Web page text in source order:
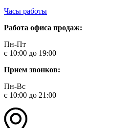
Часы работы
Работа офиса продаж:
Пн-Пт
с 10:00 до 19:00
Прием звонков:
Пн-Вс
с 10:00 до 21:00